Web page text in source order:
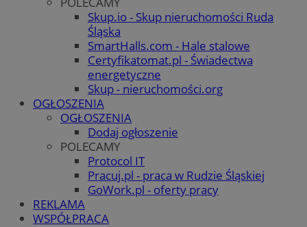
Skup.io - Skup nieruchomości Ruda
Śląska
SmartHalls.com - Hale stalowe
Certyfikatomat.pl - Świadectwa
energetyczne
Skup - nieruchomości.org
OGŁOSZENIA
OGŁOSZENIA
Dodaj ogłoszenie
POLECAMY
Protocol IT
Pracuj.pl - praca w Rudzie Śląskiej
GoWork.pl - oferty pracy
REKLAMA
WSPÓŁPRACA